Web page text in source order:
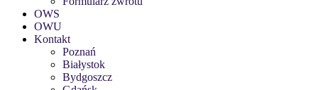
OWS
OWU
Kontakt
Poznań
Białystok
Bydgoszcz